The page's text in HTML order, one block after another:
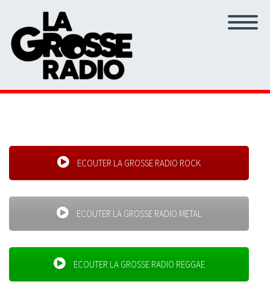
ECOUTER LA GROSSE RADIO ROCK
ECOUTER LA GROSSE RADIO METAL
ECOUTER LA GROSSE RADIO REGGAE